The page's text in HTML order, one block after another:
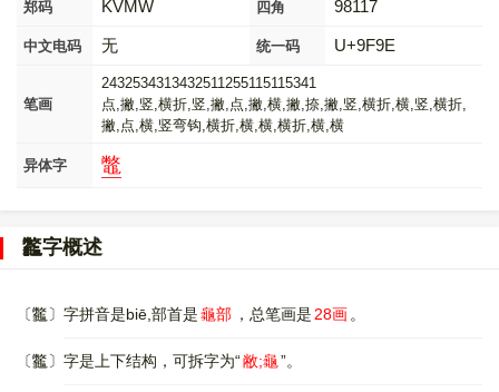
郑码 KVMW 四角 98117
中文电码 无 统一码 U+9F9E
笔画
2432534313432511255115115341
点,撇,竖,横折,竖,撇,点,撇,横,撇,捺,撇,竖,横折,横,竖,横折,
撇,点,横,竖弯钩,横折,横,横,横折,横,横
异体字 鼈
龞字概述
〔龞〕字拼音是biē,部首是龜部 ，总笔画是 28画 。
〔龞〕字是上下结构，可拆字为“敝;龜”。